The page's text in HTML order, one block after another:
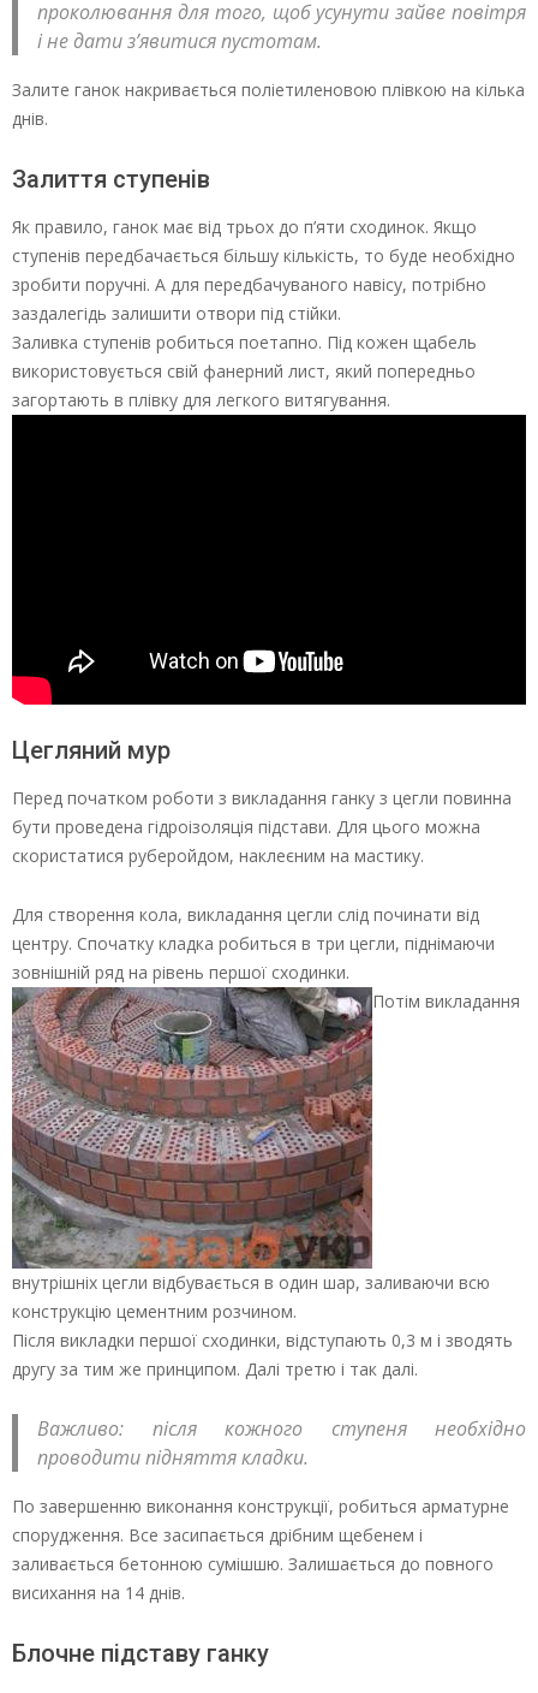
проколювання для того, щоб усунути зайве повітря
і не дати з’явитися пустотам.
Залите ганок накривається поліетиленовою плівкою на кілька
днів.
Залиття ступенів
Як правило, ганок має від трьох до п’яти сходинок. Якщо
ступенів передбачається більшу кількість, то буде необхідно
зробити поручні. А для передбачуваного навісу, потрібно
заздалегідь залишити отвори під стійки.
Заливка ступенів робиться поетапно. Під кожен щабель
використовується свій фанерний лист, який попередньо
загортають в плівку для легкого витягування.
Цегляний мур
Перед початком роботи з викладання ганку з цегли повинна
бути проведена гідроізоляція підстави. Для цього можна
скористатися руберойдом, наклеєним на мастику.
Для створення кола, викладання цегли слід починати від
центру. Спочатку кладка робиться в три цегли, піднімаючи
зовнішній ряд на рівень першої сходинки.
Потім викладання
внутрішніх цегли відбувається в один шар, заливаючи всю
конструкцію цементним розчином.
Після викладки першої сходинки, відступають 0,3 м і зводять
другу за тим же принципом. Далі третю і так далі.
Важливо: після кожного ступеня необхідно
проводити підняття кладки.
По завершенню виконання конструкції, робиться арматурне
спорудження. Все засипається дрібним щебенем і
заливається бетонною сумішшю. Залишається до повного
висихання на 14 днів.
Блочне підставу ганку